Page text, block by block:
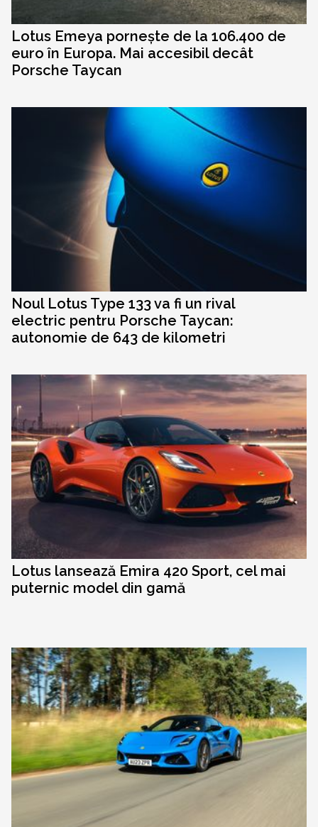
Lotus Emeya pornește de la 106.400 de
euro în Europa. Mai accesibil decât
Porsche Taycan
Noul Lotus Type 133 va fi un rival
electric pentru Porsche Taycan:
autonomie de 643 de kilometri
Lotus lansează Emira 420 Sport, cel mai
puternic model din gamă